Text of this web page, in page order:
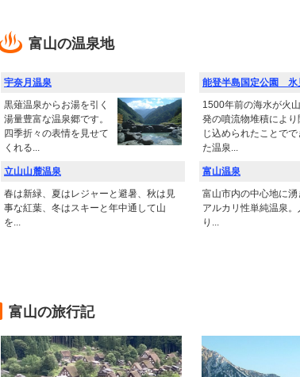
富山の温泉地
宇奈月温泉
黒薙温泉からお湯を引く
湯量豊富な温泉郷です。
四季折々の表情を見せて
くれる...
能登半島国定公園 氷
1500年前の海水が火
発の噴流物堆積により
じ込められたことでで
た温泉...
立山山麓温泉
春は新緑、夏はレジャーと避暑、秋は見
事な紅葉、冬はスキーと年中通して山
を...
富山温泉
富山市内の中心地に
アルカリ性単純温泉
り...
富山の旅行記